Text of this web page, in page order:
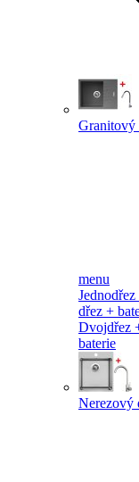
Granitový
menu
dřez +
Dvojdřez
baterie
Nerezový